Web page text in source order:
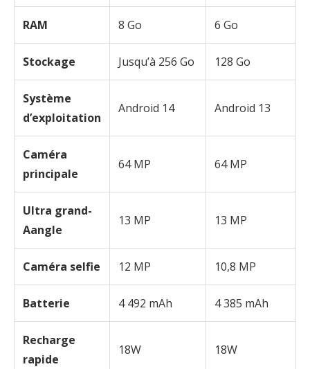
RAM 8 Go 6 Go
Stockage Jusqu’à 256 Go 128 Go
Système
d’exploitation
Android 14 Android 13
Caméra
principale
64 MP 64 MP
Ultra grand-
Aangle
13 MP 13 MP
Caméra selfie 12 MP 10,8 MP
Batterie 4 492 mAh 4 385 mAh
Recharge
rapide
18W 18W